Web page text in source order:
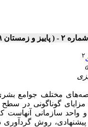
۲
مختلف جوامع
گوناگونی در
سازمانی آنهاست
روش گردآوری